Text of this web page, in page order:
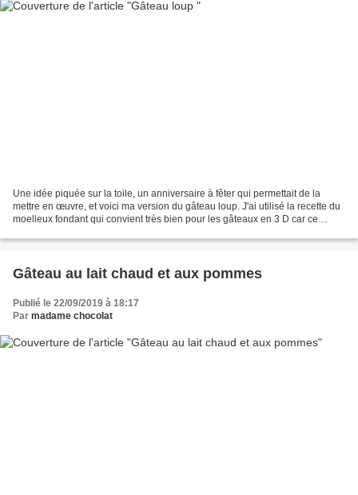
Une idée piquée sur la toile, un anniversaire à fêter qui permettait de la
mettre en œuvre, et voici ma version du gâteau loup. J'ai utilisé la recette du
moelleux fondant qui convient très bien pour les gâteaux en 3 D car ce
Gâteau au lait chaud et aux pommes
Publié le 22/09/2019 à 18:17
Par madame chocolat